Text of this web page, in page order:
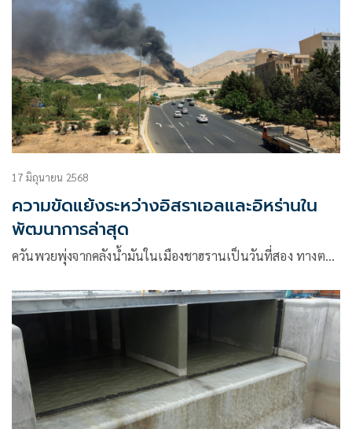
17 มิถุนายน 2568
ความขัดแย้งระหว่างอิสราเอลและอิหร่านใน
พัฒนาการล่าสุด
ควันพวยพุ่งจากคลังน้ำมันในเมืองชาฮรานเป็นวันที่สอง ทางต…